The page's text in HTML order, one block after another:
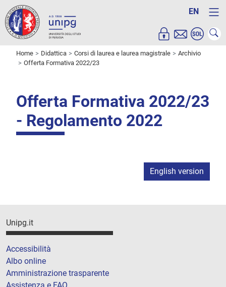
EN
Home Didattica Corsi di laurea e laurea magistrale
Archivio
Offerta Formativa 2022/23
Offerta Formativa 2022/23
- Regolamento 2022
English version
Unipg.it
Accessibilità
Albo online
Amministrazione trasparente
Assistenza e FAQ